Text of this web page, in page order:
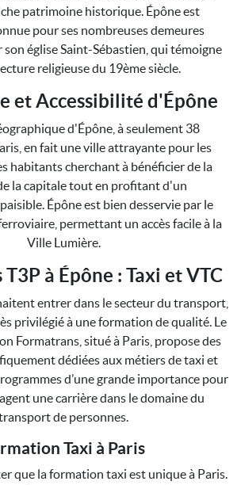
patrimoine historique. Épône est
pour ses nombreuses demeures
église Saint-Sébastien, qui témoigne
religieuse du 19ème siècle.
et Accessibilité d'Épône
d'Épône, à seulement 38
en fait une ville attrayante pour les
habitants cherchant à bénéficier de la
la capitale tout en profitant d'un
Épône est bien desservie par le
permettant un accès facile à la
Ville Lumière.
à Épône : Taxi et VTC
entrer dans le secteur du transport,
privilégié à une formation de qualité. Le
Formatrans, situé à Paris, propose des
dédiées aux métiers de taxi et
d’une grande importance pour
une carrière dans le domaine du
de personnes.
Taxi à Paris
que la formation taxi est unique à Paris.